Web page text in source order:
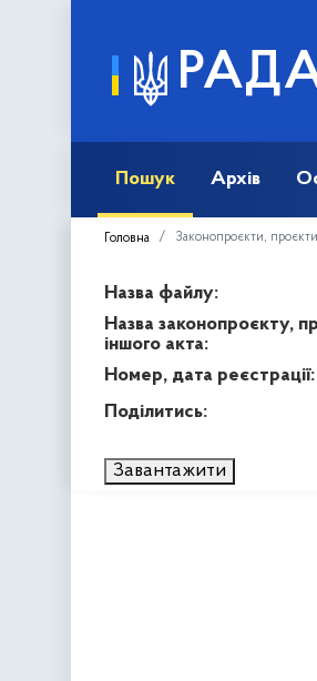
Пошук Архів
Головна Законопроєкти,
Назва файлу:
Назва законопроєкту,
іншого акта:
Номер, дата реєстрації:
Поділитись:
Завантажити